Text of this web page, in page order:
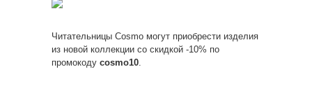
Читательницы Cosmo могут приобрести изделия
из новой коллекции со скидкой -10% по
промокоду cosmo10